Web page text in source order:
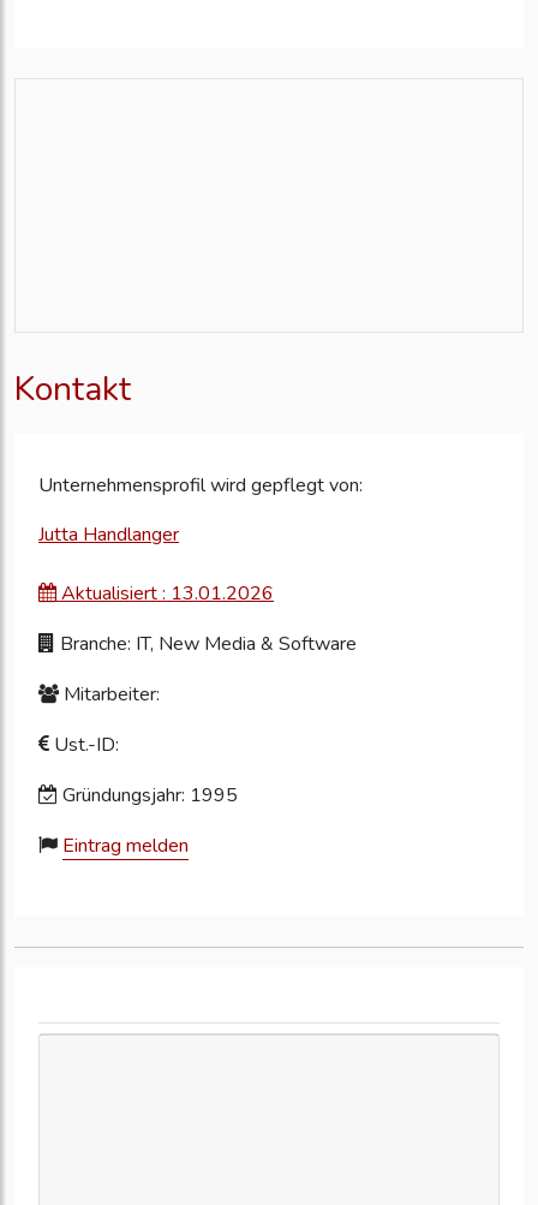
Kontakt
Unternehmensprofil wird gepflegt von:
Jutta Handlanger
Aktualisiert : 13.01.2026
Branche: IT, New Media & Software
Mitarbeiter:
Ust.-ID:
Gründungsjahr: 1995
Eintrag melden